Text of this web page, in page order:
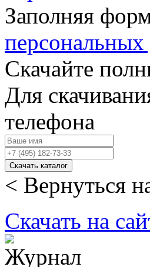
Заполняя
Скачайте
Для
телефона
Скачать каталог
< Вернуться
Скачать на